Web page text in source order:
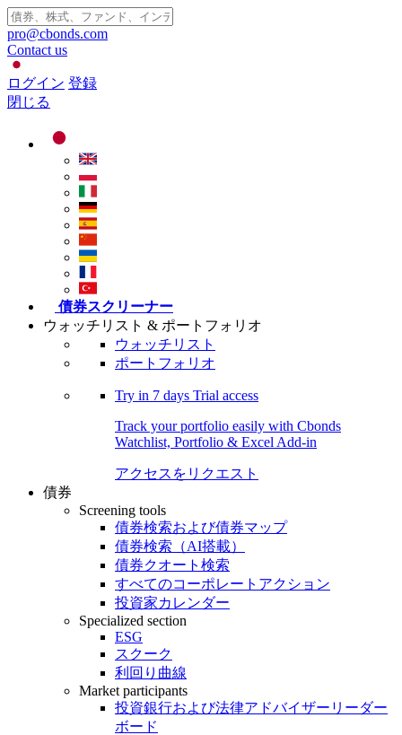
pro@cbonds.com
Contact us
ログイン 登録
閉じる
債券スクリーナー
ウォッチリスト & ポートフォリオ
ウォッチリスト
ポートフォリオ
Try in 7 days Trial access
Track your portfolio easily with Cbonds
Watchlist, Portfolio & Excel Add-in
アクセスをリクエスト
債券
Screening tools
債券検索および債券マップ
債券検索（AI搭載）
債券クオート検索
すべてのコーポレートアクション
投資家カレンダー
Specialized section
ESG
スクーク
利回り曲線
Market participants
投資銀行および法律アドバイザーリーダー
ボード